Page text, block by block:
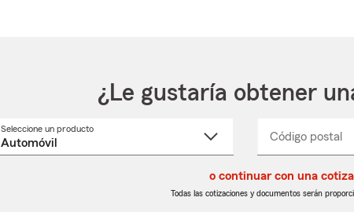
¿Le gustaría obtener
Seleccione un productoSeleccione
Código postal
_____
o continuar con una
Todas las cotizaciones y documentos serán